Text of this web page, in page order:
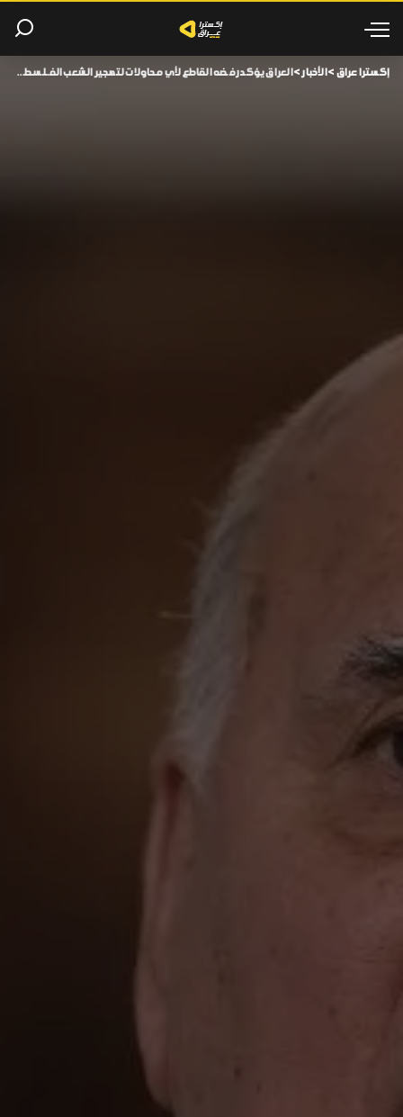
إكسترا عراق >الأخبار>العراق يؤكد رفضه القاطع لأي محاولات لتهجير الشعب الفـ ـلسطيني